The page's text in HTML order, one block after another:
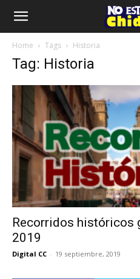
Home Tags Historia
Tag: Historia
Recorridos históricos
2019
Digital CC - 19 septiembre, 2019